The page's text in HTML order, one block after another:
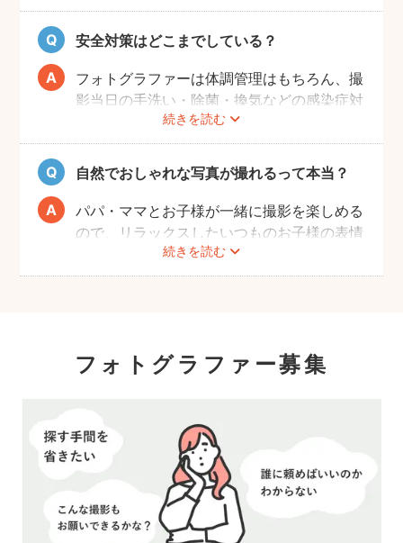
厳しい審査を通過した、赤ちゃん・子どもの
扱いに慣れているパパ・ママ世代のカメラマ
ンが全国に多数在籍。
またどのカメラマンでも指名料は一切ござい
ません。分かりやすい料金体系も人気のポイ
安全対策はどこまでしている？
続きを読む
フォトグラファーは体調管理はもちろん、撮
影当日の手洗い・除菌・換気などの感染症対
策や、熱中症予防に努めます。
また、撮影中はご家族のペースに合わせなが
ら、周囲や足元に危険なものがないか注意を
呼び掛けながら進行しますのでご安心くださ
い。
自然でおしゃれな写真が撮れるって本当？
続きを読む
パパ・ママとお子様が一緒に撮影を楽しめる
ので、リラックスしたいつものお子様の表情
を撮影できます。
こども・家族撮影に長けたプロカメラマンの
フォトグラファー募集